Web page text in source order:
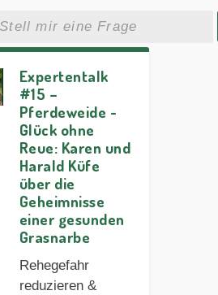
Expertentalk
#15 –
Pferdeweide -
Glück ohne
Reue: Karen und
Harald Küfe
über die
Geheimnisse
einer gesunden
Grasnarbe
Rehegefahr
reduzieren &